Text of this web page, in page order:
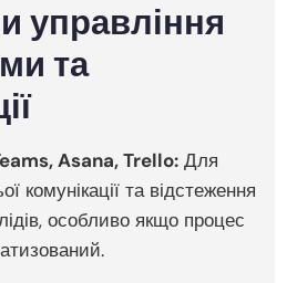
управління
та
Asana, Trello: Для
комунікації та відстеження
особливо якщо процес